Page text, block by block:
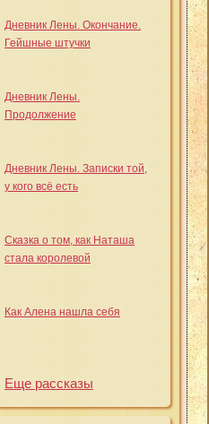
Дневник Лены. Окончание.
Гейшные штучки
Дневник Лены.
Продолжение
Дневник Лены. Записки той,
у кого всё есть
Сказка о том, как Наташа
стала королевой
Как Алена нашла себя
Еще рассказы